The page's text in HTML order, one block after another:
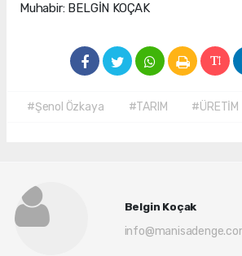
Muhabir: BELGİN KOÇAK
#Şenol Özkaya #TARIM #ÜRETİM
Belgin Koçak